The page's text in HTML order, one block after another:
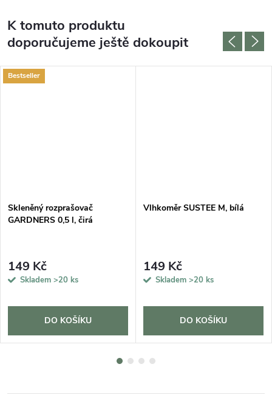
K tomuto produktu
doporučujeme ještě dokoupit
Bestseller
Skleněný rozprašovač
GARDNERS 0,5 l, čirá
149 Kč
Skladem >20 ks
DO KOŠÍKU
Vlhkoměr SUSTEE M, bílá
149 Kč
Skladem >20 ks
DO KOŠÍKU